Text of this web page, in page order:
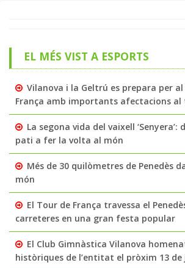
EL MÉS VIST A ESPORTS
Vilanova i la Geltrú es prepara per
França amb importants afectacions
La segona vida del vaixell ‘Senyera’:
pati a fer la volta al món
Més de 30 quilòmetres de Penedès
món
El Tour de França travessa el
carreteres en una gran festa popular
El Club Gimnàstica Vilanova
històriques de l’entitat el pròxim 13 de